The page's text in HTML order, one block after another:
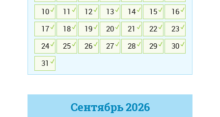
10
11 12 13 14 15
16
17
18 19 20 21 22
23
24
25 26 27 28 29
30
31
Сентябрь2026